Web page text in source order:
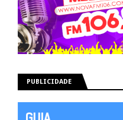
PUBLICIDADE